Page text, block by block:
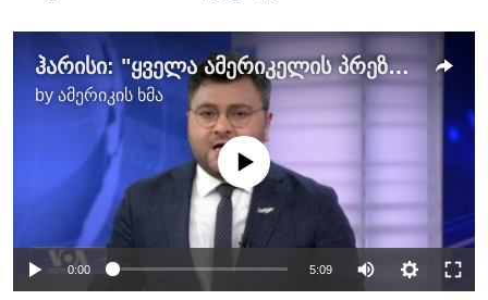
ჰარისი: "ყველა ამერიკელის პრეზიდენტი ვიქნები"
by ამერიკის ხმა
No media source currently available
0:00 5:09